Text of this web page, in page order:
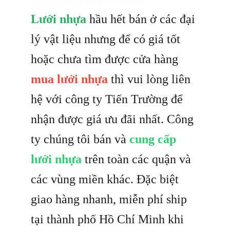
Lưới nhựa hầu hết bán ở các đại
lý vật liệu nhưng để có giá tốt
hoặc chưa tìm được cửa hàng
mua lưới nhựa thì vui lòng liên
hệ với công ty Tiến Trường để
nhận được giá ưu đãi nhất. Công
ty chúng tôi bán và cung cấp
lưới nhựa trên toàn các quận và
các vùng miền khác. Đặc biệt
giao hàng nhanh, miễn phí ship
tại thành phố Hồ Chí Minh khi